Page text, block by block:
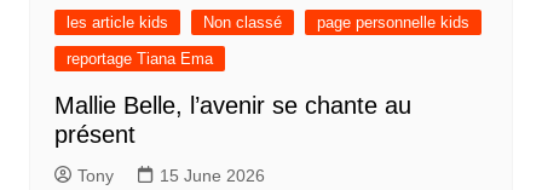
les article kids Non classé
page personnelle kids
reportage Tiana Ema
Mallie Belle, l’avenir se chante au
présent
Tony 15 June 2026